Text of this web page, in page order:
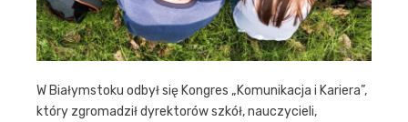
W Białymstoku odbył się Kongres „Komunikacja i Kariera”,
który zgromadził dyrektorów szkół, nauczycieli,